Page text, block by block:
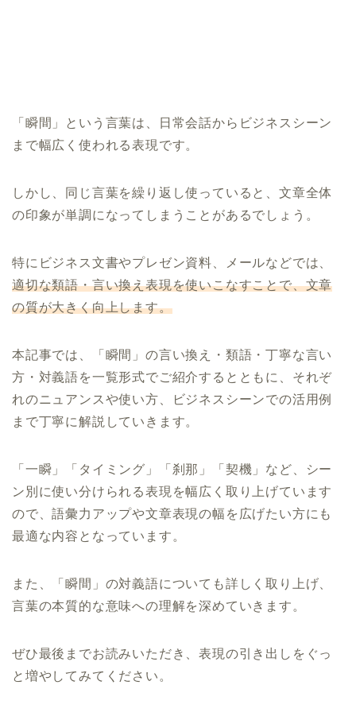
「瞬間」という言葉は、日常会話からビジネスシーン
まで幅広く使われる表現です。
しかし、同じ言葉を繰り返し使っていると、文章全体
の印象が単調になってしまうことがあるでしょう。
特にビジネス文書やプレゼン資料、メールなどでは、
適切な類語・言い換え表現を使いこなすことで、文章
の質が大きく向上します。
本記事では、「瞬間」の言い換え・類語・丁寧な言い
方・対義語を一覧形式でご紹介するとともに、それぞ
れのニュアンスや使い方、ビジネスシーンでの活用例
まで丁寧に解説していきます。
「一瞬」「タイミング」「刹那」「契機」など、シー
ン別に使い分けられる表現を幅広く取り上げています
ので、語彙力アップや文章表現の幅を広げたい方にも
最適な内容となっています。
また、「瞬間」の対義語についても詳しく取り上げ、
言葉の本質的な意味への理解を深めていきます。
ぜひ最後までお読みいただき、表現の引き出しをぐっ
と増やしてみてください。